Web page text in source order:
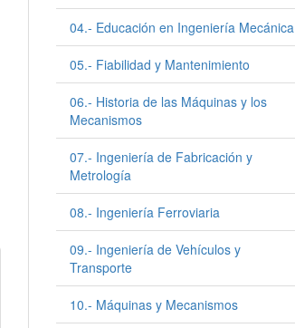
04.- Educación en Ingeniería Mecánica
05.- Fiabilidad y Mantenimiento
06.- Historia de las Máquinas y los
Mecanismos
07.- Ingeniería de Fabricación y
Metrología
08.- Ingeniería Ferroviaria
09.- Ingeniería de Vehículos y
Transporte
10.- Máquinas y Mecanismos